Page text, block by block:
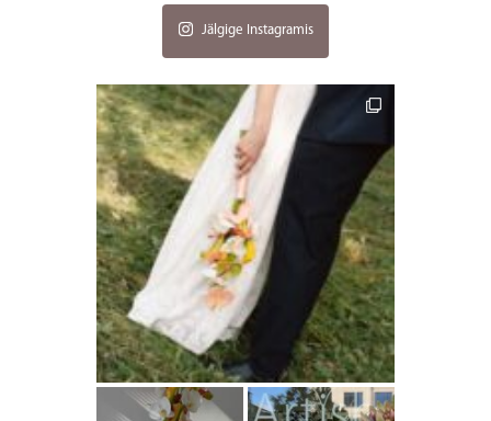
Jälgige Instagramis
artishokflow
artishokflow artishokflow